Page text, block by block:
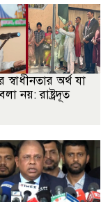
স্বাধীনতার অর্থ যা
নয়: রাষ্ট্রদূত